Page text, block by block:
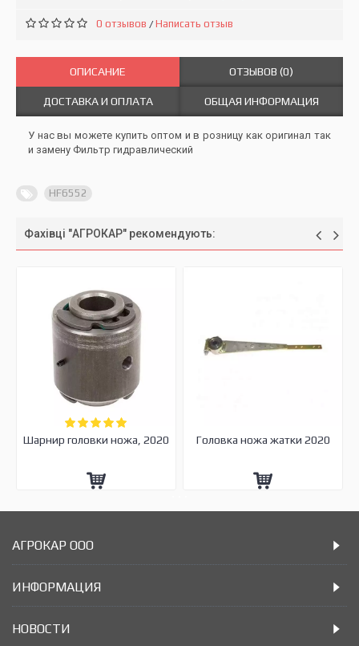
0 отзывов /Написать отзыв
ОПИСАНИЕ ОТЗЫВОВ (0)
ДОСТАВКА И ОПЛАТА ОБЩАЯ ИНФОРМАЦИЯ
У нас вы можете купить оптом и в розницу как оригинал так
и замену Фильтр гидравлический
HF6552
Фахівці "АГРОКАР" рекомендують:
Шарнир головки ножа, 2020 Головка ножа жатки 2020
АГРОКАР ООО
ИНФОРМАЦИЯ
НОВОСТИ